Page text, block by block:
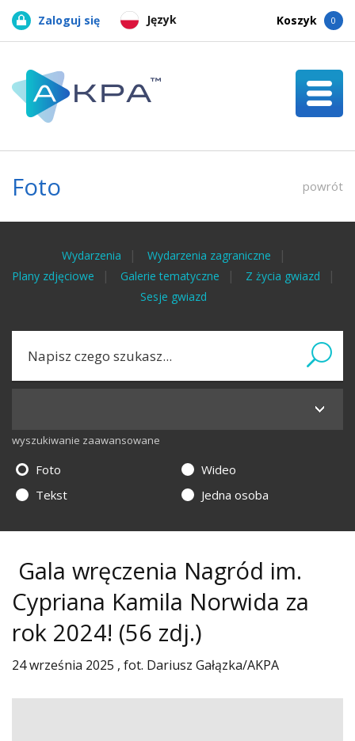
Język
Zaloguj się Koszyk 0
Foto powrót
Wydarzenia
Wydarzenia zagraniczne
Plany zdjęciowe
Galerie tematyczne
Z życia gwiazd
Sesje gwiazd
wyszukiwanie zaawansowane
Foto
Wideo
Tekst
Jedna osoba
Gala wręczenia Nagród im.
Cypriana Kamila Norwida za
rok 2024! (56 zdj.)
24 września 2025 , fot. Dariusz Gałązka/AKPA